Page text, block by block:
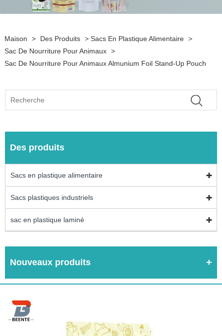
Maison > Des Produits > Sacs En Plastique Alimentaire >
Sac De Nourriture Pour Animaux >
Sac De Nourriture Pour Animaux Almunium Foil Stand-Up Pouch
Des produits
Sacs en plastique alimentaire
Sacs plastiques industriels
sac en plastique laminé
Nouveaux produits